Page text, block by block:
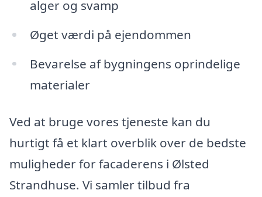
alger og svamp
Øget værdi på ejendommen
Bevarelse af bygningens oprindelige
materialer
Ved at bruge vores tjeneste kan du
hurtigt få et klart overblik over de bedste
muligheder for facaderens i Ølsted
Strandhuse. Vi samler tilbud fra